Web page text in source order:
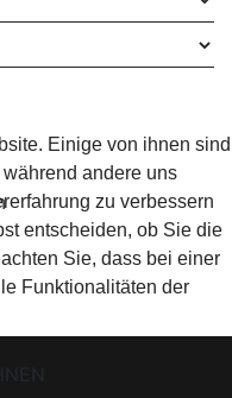
Einige von ihnen sind
andere uns
zu verbessern
entscheiden, ob Sie die
Sie, dass bei einer
Funktionalitäten der